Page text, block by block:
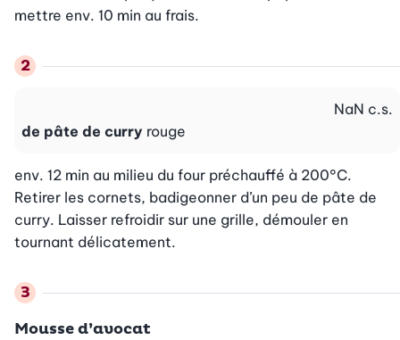
mettre env. 10 min au frais.
de pâte de curry rouge
NaN c.s.
env. 12 min au milieu du four préchauffé à 200°C.
Retirer les cornets, badigeonner d’un peu de pâte de
curry. Laisser refroidir sur une grille, démouler en
tournant délicatement.
Mousse d’avocat